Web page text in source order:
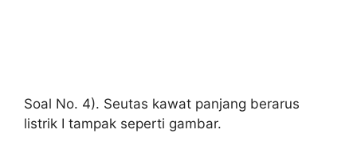
Soal No. 4). Seutas kawat panjang berarus
listrik I tampak seperti gambar.